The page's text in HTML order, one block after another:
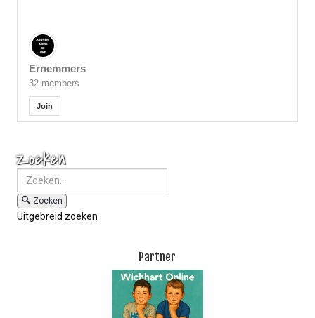
Ernemmers
32 members
Join
Zoeken
Zoeken
Uitgebreid zoeken
Partner